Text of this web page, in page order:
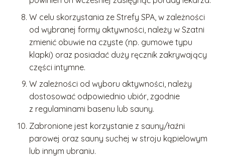
W celu skorzystania ze Strefy SPA, w zależności
od wybranej formy aktywności, należy w Szatni
zmienić obuwie na czyste (np. gumowe typu
klapki) oraz posiadać duży ręcznik zakrywający
części intymne.
W zależności od wyboru aktywności, należy
dostosować odpowiednio ubiór, zgodnie
z regulaminami basenu lub sauny.
Zabronione jest korzystanie z sauny/łaźni
parowej oraz sauny suchej w stroju kąpielowym
lub innym ubraniu.